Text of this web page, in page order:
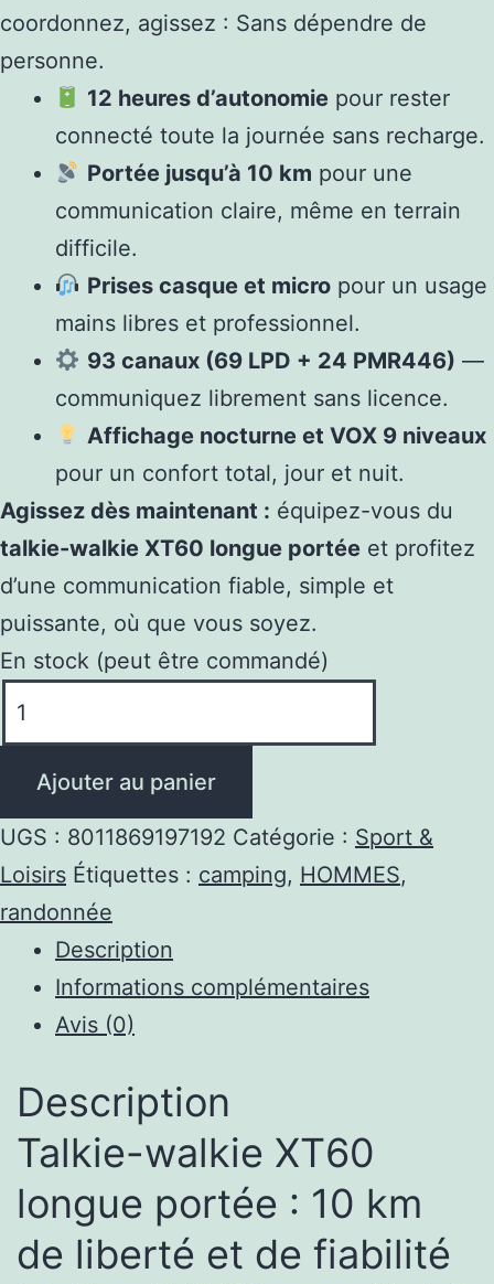
coordonnez, agissez : Sans dépendre de
personne.
12 heures d’autonomiepour rester
connecté toute la journée sans recharge.
Portée jusqu’à 10 km pour une
communication claire, même en terrain
difficile.
Prises casque et micropour un usage
mains libres et professionnel.
93 canaux (69 LPD + 24 PMR446) —
communiquez librement sans licence.
Affichage nocturne et VOX 9 niveaux
pour un confort total, jour et nuit.
Agissez dès maintenant : équipez-vous du
talkie-walkie XT60 longue portée et profitez
d’une communication fiable, simple et
puissante, où que vous soyez.
En stock (peut être commandé)
de
walkie
XT60
Portée
10Km
Professionnel
sans
Licence
Ajouter au panier
UGS : 8011869197192 Catégorie : Sport &
Loisirs Étiquettes : camping, HOMMES,
randonnée
Description
Informations complémentaires
Avis (0)
Description
Talkie-walkie XT60
longue portée : 10 km
de liberté et de fiabilité